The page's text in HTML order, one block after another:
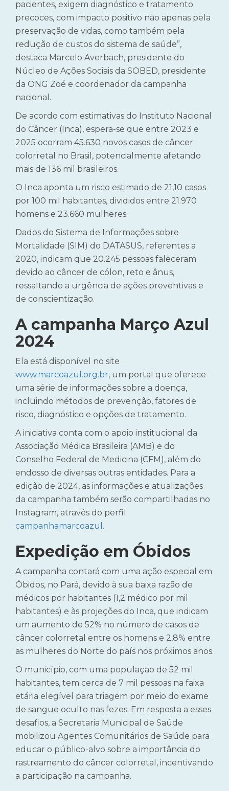
pacientes, exigem diagnóstico e tratamento
precoces, com impacto positivo não apenas pela
preservação de vidas, como também pela
redução de custos do sistema de saúde”,
destaca Marcelo Averbach, presidente do
Núcleo de Ações Sociais da SOBED, presidente
da ONG Zoé e coordenador da campanha
nacional.
De acordo com estimativas do Instituto Nacional
do Câncer (Inca), espera-se que entre 2023 e
2025 ocorram 45.630 novos casos de câncer
colorretal no Brasil, potencialmente afetando
mais de 136 mil brasileiros.
O Inca aponta um risco estimado de 21,10 casos
por 100 mil habitantes, divididos entre 21.970
homens e 23.660 mulheres.
Dados do Sistema de Informações sobre
Mortalidade (SIM) do DATASUS, referentes a
2020, indicam que 20.245 pessoas faleceram
devido ao câncer de cólon, reto e ânus,
ressaltando a urgência de ações preventivas e
de conscientização.
A campanha Março Azul
2024
Ela está disponível no site
www.marcoazul.org.br, um portal que oferece
uma série de informações sobre a doença,
incluindo métodos de prevenção, fatores de
risco, diagnóstico e opções de tratamento.
A iniciativa conta com o apoio institucional da
Associação Médica Brasileira (AMB) e do
Conselho Federal de Medicina (CFM), além do
endosso de diversas outras entidades. Para a
edição de 2024, as informações e atualizações
da campanha também serão compartilhadas no
Instagram, através do perfil
campanhamarcoazul .
Expedição em Óbidos
A campanha contará com uma ação especial em
Óbidos, no Pará, devido à sua baixa razão de
médicos por habitantes (1,2 médico por mil
habitantes) e às projeções do Inca, que indicam
um aumento de 52% no número de casos de
câncer colorretal entre os homens e 2,8% entre
as mulheres do Norte do país nos próximos anos.
O município, com uma população de 52 mil
habitantes, tem cerca de 7 mil pessoas na faixa
etária elegível para triagem por meio do exame
de sangue oculto nas fezes. Em resposta a esses
desafios, a Secretaria Municipal de Saúde
mobilizou Agentes Comunitários de Saúde para
educar o público-alvo sobre a importância do
rastreamento do câncer colorretal, incentivando
a participação na campanha.